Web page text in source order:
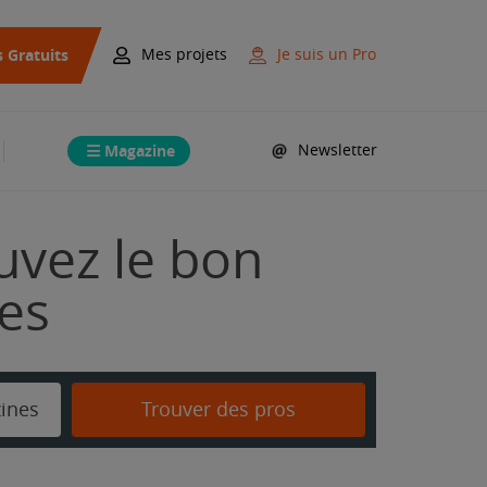
Gratuits Mes projets Je suis un Pro
Magazine Newsletter
le bon
Trouver des pros